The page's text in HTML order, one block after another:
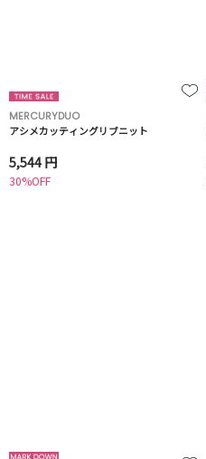
MERCURYDUO
アシメカッティングリブニット
5,544 円
30%OFF